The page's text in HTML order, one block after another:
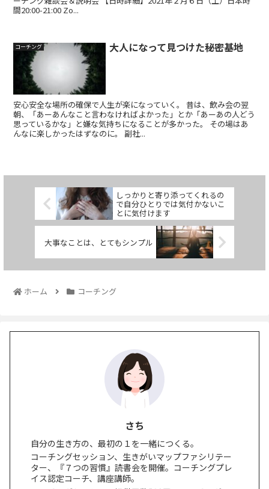
間20:00-21:00 Zo...
コーチング 大人になって見つけた秘密基地
安心安全な場所の確保で人生が楽になっていく。 昔は、飲み会の翌
朝、「あーあんなこと言わなければよかった」とか「あーあの人どう
思っているかな」と嫌な気持ちになることが多かった。 その場はあ
んなに楽しかったはずなのに。 副社...
しっかりと寄り添ってくれるの
で自分ひとりでは気付かないこ
とに気付けます
大事なことは、とてもシンプル
ホーム コーチング
さち
自分の生き方の、最初の１を一緒につくる。
コーチングセッション、生きがいマップファシリテー
ター、『７つの習慣』読書会を開催。コーチングプレ
イス認定コーチ、講座講師。